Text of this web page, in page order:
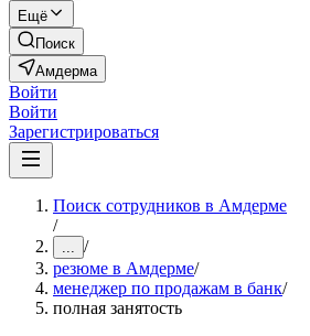
Ещё
Поиск
Амдерма
Войти
Войти
Зарегистрироваться
Поиск сотрудников в Амдерме
/
... /
резюме в Амдерме/
менеджер по продажам в банк/
полная занятость